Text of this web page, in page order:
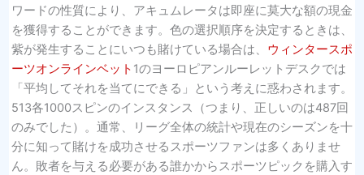
ワードの性質により、アキュムレータは即座に莫大な額の現金
を獲得することができます。色の選択順序を決定するときは、
紫が発生することにいつも賭けている場合は、 ウィンタースポ
ーツオンラインベット 1のヨーロピアンルーレットデスクでは
「平均してそれを当てにできる」という考えに惑わされます。
513各1000スピンのインスタンス（つまり、正しいのは487回
のみでした）。通常、リーグ全体の統計や現在のシーズンを十
分に知って賭けを成功させるスポーツファンは多くありませ
ん。敗者を与える必要がある誰かからスポーツピックを購入す